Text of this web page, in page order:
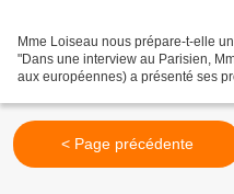
Mme Loiseau nous prépare-t-elle
"Dans une interview au Parisien,
aux européennes) a présenté ses
< Page précédente